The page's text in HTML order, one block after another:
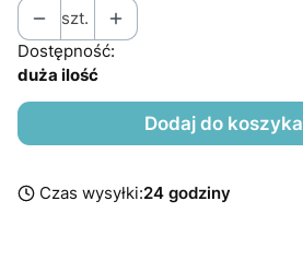
szt.
Dostępność:
duża ilość
Dodaj do koszyka
Czas wysyłki:24 godziny